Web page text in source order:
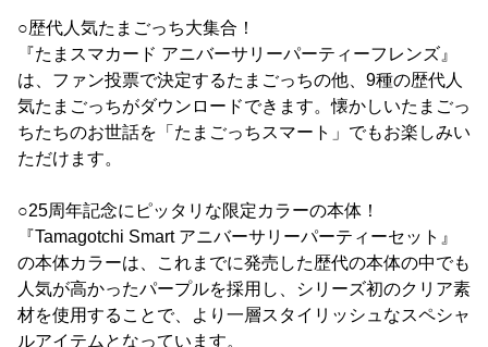
○歴代人気たまごっち大集合！
『たまスマカード アニバーサリーパーティーフレンズ』
は、ファン投票で決定するたまごっちの他、9種の歴代人
気たまごっちがダウンロードできます。懐かしいたまごっ
ちたちのお世話を「たまごっちスマート」でもお楽しみい
ただけます。
○25周年記念にピッタリな限定カラーの本体！
『Tamagotchi Smart アニバーサリーパーティーセット』
の本体カラーは、これまでに発売した歴代の本体の中でも
人気が高かったパープルを採用し、シリーズ初のクリア素
材を使用することで、より一層スタイリッシュなスペシャ
ルアイテムとなっています。